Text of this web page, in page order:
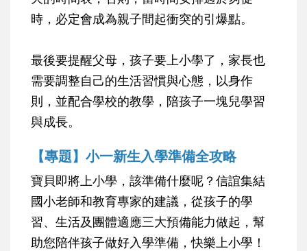
時，必定會成為親子間起衝突的引爆點。
最後要提醒父母，孩子要上小學了，家長也
需要調整自己的生活習慣與心態，以身作
則，並配合學校的教學，陪孩子一塊兒學習
與成長。
【專題】小一新生入學準備全攻略
寶貝即將上小學，該準備什麼呢？信誼集結
國小老師和教育專家的建議，從孩子的學
習、生活及團體適應三大預備能力做起，幫
助您陪伴孩子做好入學準備，快樂上小學！